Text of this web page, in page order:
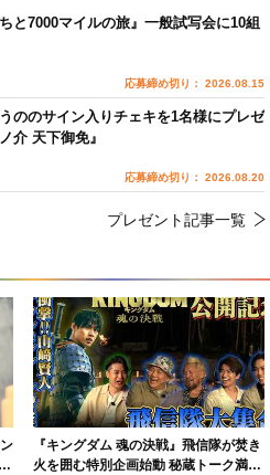
『キングダム 魂の決戦』飛信隊が焚き
火を囲む特別企画始動 秘蔵トーク満載
と7000マイルの旅』一般試写会に10組
応募締め切り： 2026.08.15
ののサイン入りチェキを1名様にプレゼ
介 天下御免』
応募締め切り： 2026.08.20
プレゼント記事一覧